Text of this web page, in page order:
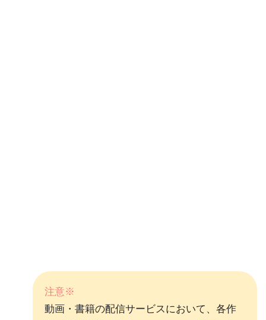
注意※
動画・書籍の配信サービスにおいて、各作